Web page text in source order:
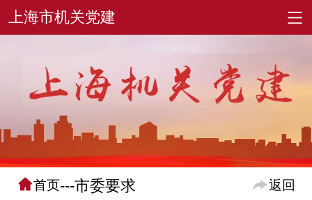
首页---市委要求 返回